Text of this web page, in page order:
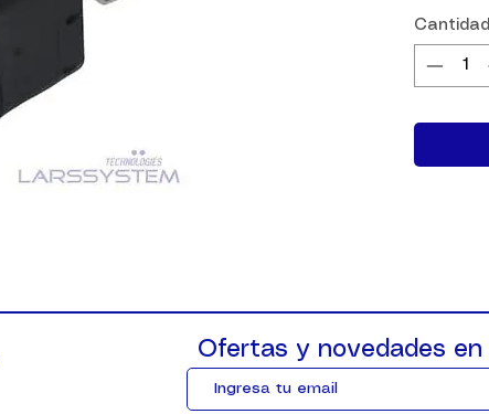
Cantidad
Ofertas y novedades en